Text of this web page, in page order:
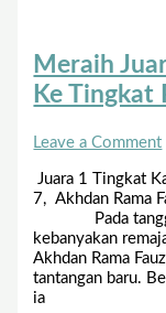
Meraih
Ke Tingkat
Leave a Comment
Juara 1 Tingkat
7, Akhdan Rama
Pada tanggal
kebanyakan
Akhdan Rama
tantangan baru.
ia